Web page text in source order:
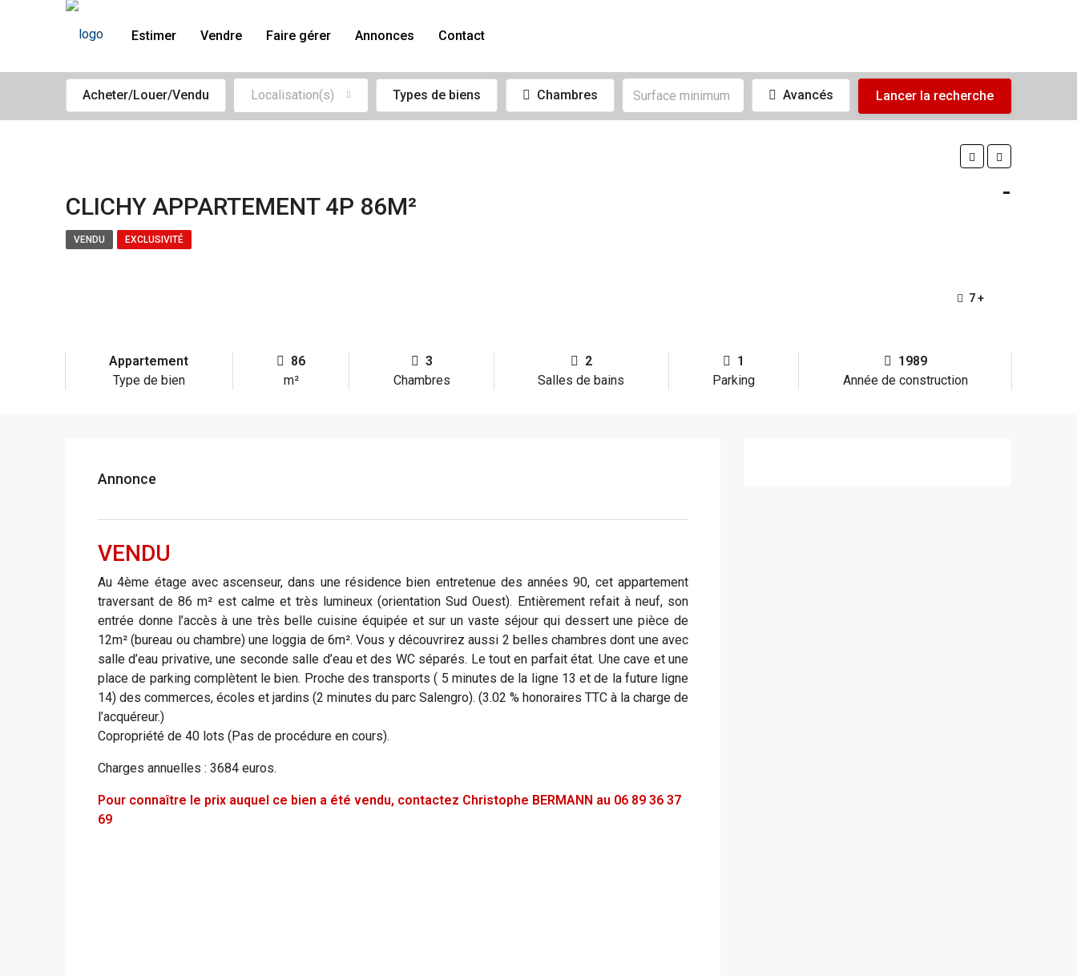
Estimer Vendre Faire gérer Annonces Contact
Acheter/Louer/Vendu Localisation(s) Types de biens Chambres Avancés Lancer la recherche
CLICHY APPARTEMENT 4P 86M²
-
VENDU EXCLUSIVITÉ
7 +
Appartement
Type de bien
86
m²
3
Chambres
2
Salles de bains
1
Parking
1989
Année de construction
Annonce
VENDU
Au 4ème étage avec ascenseur, dans une résidence bien entretenue des années 90, cet appartement
traversant de 86 m² est calme et très lumineux (orientation Sud Ouest). Entièrement refait à neuf, son
entrée donne l’accès à une très belle cuisine équipée et sur un vaste séjour qui dessert une pièce de
12m² (bureau ou chambre) une loggia de 6m². Vous y découvrirez aussi 2 belles chambres dont une avec
salle d’eau privative, une seconde salle d’eau et des WC séparés. Le tout en parfait état. Une cave et une
place de parking complètent le bien. Proche des transports ( 5 minutes de la ligne 13 et de la future ligne
14) des commerces, écoles et jardins (2 minutes du parc Salengro). (3.02 % honoraires TTC à la charge de
l’acquéreur.)
Copropriété de 40 lots (Pas de procédure en cours).
Charges annuelles : 3684 euros.
Pour connaître le prix auquel ce bien a été vendu, contactez Christophe BERMANN au 06 89 36 37
69